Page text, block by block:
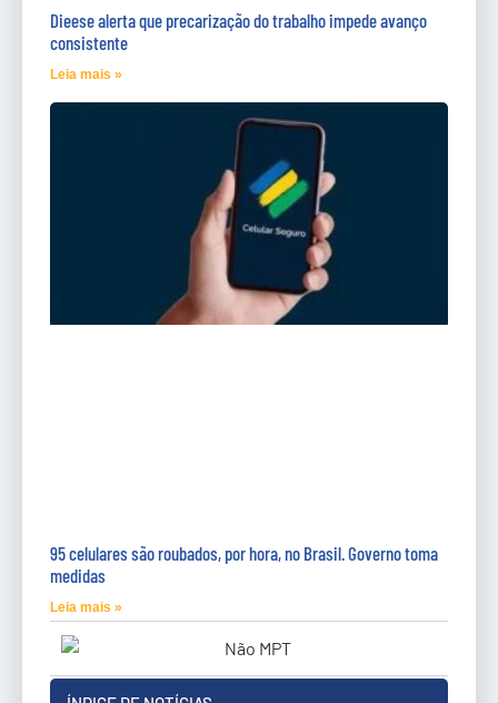
Dieese alerta que precarização do trabalho impede avanço
consistente
Leia mais »
95 celulares são roubados, por hora, no Brasil. Governo toma
medidas
Leia mais »